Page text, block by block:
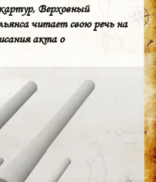
Верховный
читает свою речь на
акта о